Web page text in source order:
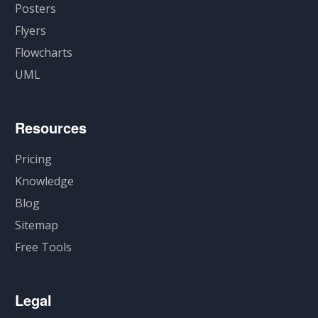
Posters
Flyers
Flowcharts
UML
Resources
Pricing
Knowledge
Blog
Sitemap
Free Tools
Legal